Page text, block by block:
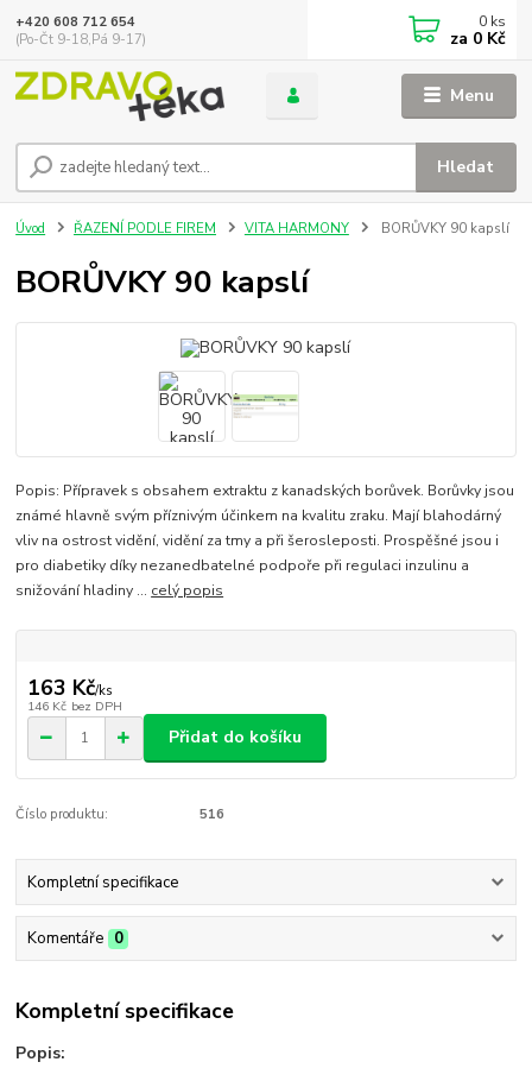
Menu
Hledat
+420 608 712 654
(Po-Čt 9-18,Pá 9-17)
0 ks
za 0 Kč
Úvod ŘAZENÍ PODLE FIREM VITA HARMONY BORŮVKY 90 kapslí
BORŮVKY 90 kapslí
Popis: Přípravek s obsahem extraktu z kanadských borůvek. Borůvky jsou
známé hlavně svým příznivým účinkem na kvalitu zraku. Mají blahodárný
vliv na ostrost vidění, vidění za tmy a při šerosleposti. Prospěšné jsou i
pro diabetiky díky nezanedbatelné podpoře při regulaci inzulinu a
snižování hladiny ... celý popis
163 Kč/ks
146 Kč bez DPH
Přidat do košíku
Číslo produktu: 516
Kompletní specifikace
Komentáře 0
Kompletní specifikace
Popis: